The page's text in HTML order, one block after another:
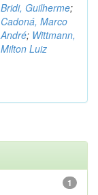
Bridi, Guilherme;
Cadoná, Marco
André; Wittmann,
Milton Luiz
1